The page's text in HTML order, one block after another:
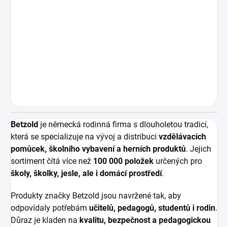
Betzold je německá rodinná firma s dlouholetou tradicí,
která se specializuje na vývoj a distribuci vzdělávacích
pomůcek, školního vybavení a herních produktů. Jejich
sortiment čítá více než 100 000 položek určených pro
školy, školky, jesle, ale i domácí prostředí.
Produkty značky Betzold jsou navržené tak, aby
odpovídaly potřebám učitelů, pedagogů, studentů i rodin.
Důraz je kladen na kvalitu, bezpečnost a pedagogickou